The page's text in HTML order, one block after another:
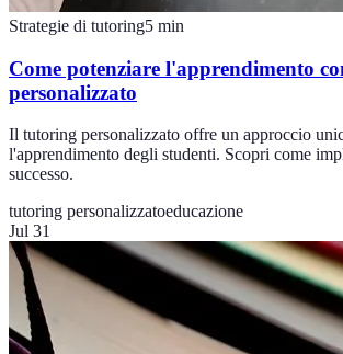
Strategie di tutoring5 min
Come potenziare l'apprendimento
personalizzato
Il tutoring personalizzato offre un approccio
l'apprendimento degli studenti. Scopri come
successo.
tutoring personalizzatoeducazione
Jul 31